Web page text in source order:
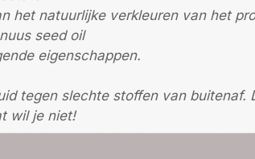
het natuurlijke verkleuren van het
seed oil
eigenschappen.
tegen slechte stoffen van
wil je niet!